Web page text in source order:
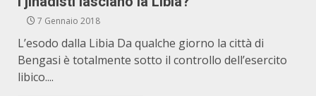
7 Gennaio 2018
L’esodo dalla Libia Da qualche giorno la città di
Bengasi è totalmente sotto il controllo dell’esercito
libico....